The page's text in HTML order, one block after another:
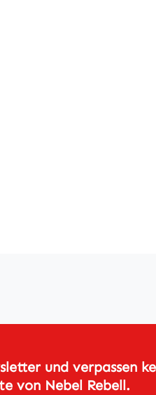
und verpassen
von Nebel Rebell.